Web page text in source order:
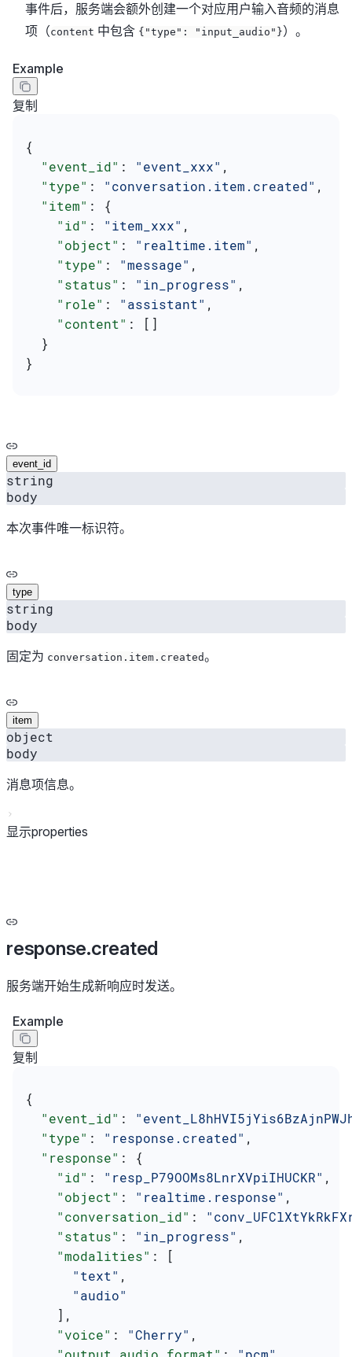
事件后，服务端会额外创建一个对应用户输入音频的消息
项（content 中包含 {"type": "input_audio"}）。
Example
复制
{
  "event_id"
: "event_xxx" ,
  "type"
: "conversation.item.created" ,
  "item"
: {
    "id"
: "item_xxx" ,
    "object"
: "realtime.item" ,
    "type"
: "message" ,
    "status"
: "in_progress" ,
    "role"
: "assistant" ,
    "content"
: []
  }
}
event_id
string
body
本次事件唯一标识符。
type
string
body
固定为 conversation.item.created。
item
object
body
消息项信息。
显示properties
response.created
服务端开始生成新响应时发送。
Example
复制
{
  "event_id"
:
  "type"
: "response.created" ,
  "response"
: {
    "id"
: "resp_P79OOMs8LnrXVpiIHUCKR" ,
    "object"
: "realtime.response" ,
    "conversation_id"
:
    "status"
: "in_progress" ,
    "modalities"
: [
      "text"
,
      "audio"
    ],
    "voice"
: "Cherry" ,